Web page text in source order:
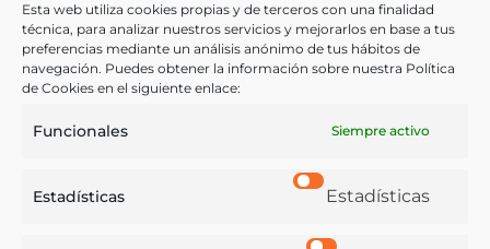
Esta web utiliza cookies propias y de terceros con una finalidad
técnica, para analizar nuestros servicios y mejorarlos en base a tus
preferencias mediante un análisis anónimo de tus hábitos de
navegación. Puedes obtener la información sobre nuestra Política
de Cookies en el siguiente enlace:
Funcionales Siempre activo
Estadísticas Estadísticas
Otras ediciones:
Notas:
indica al inicio de la obra, en la buena acogida que los